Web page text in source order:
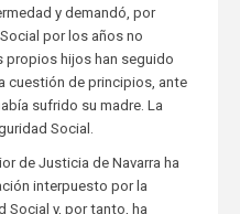
y demandó, por
por los años no
propios hijos han seguido
cuestión de principios, ante
sufrido su madre. La
Social.
de Justicia de Navarra ha
interpuesto por la
Social y, por tanto, ha